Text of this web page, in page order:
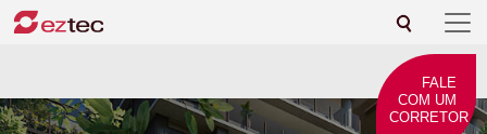
FALE
COM UM
CORRETOR